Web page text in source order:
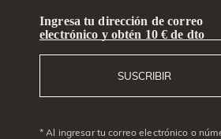
Ingresa tu dirección de correo
electrónico y obtén 10 € de dto
SUSCRIBIR
* Al ingresar tu correo electrónico o